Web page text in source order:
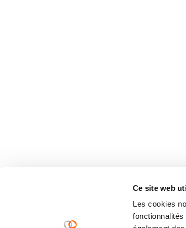
Ce site web
Les cookies